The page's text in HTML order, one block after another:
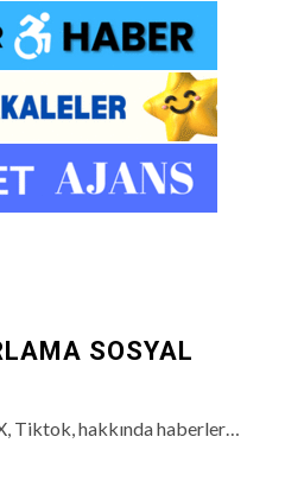
SOSYAL
Tiktok, hakkında haberler…